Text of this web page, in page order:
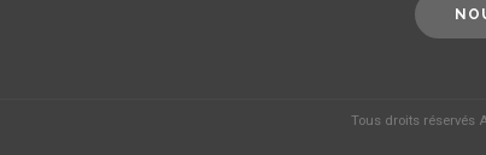
Tous droits réservés